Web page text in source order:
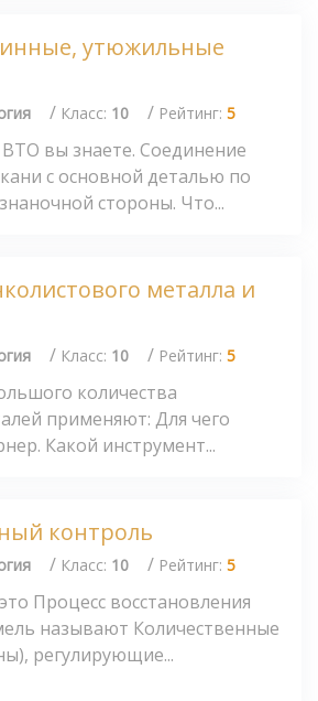
утюжильные
/ Класс: 10 / Рейтинг: 5
вы знаете. Соединение
с основной деталью по
стороны. Что...
металла и
/ Класс: 10 / Рейтинг: 5
количества
применяют: Для чего
Какой инструмент...
контроль
/ Класс: 10 / Рейтинг: 5
Процесс восстановления
называют Количественные
регулирующие...